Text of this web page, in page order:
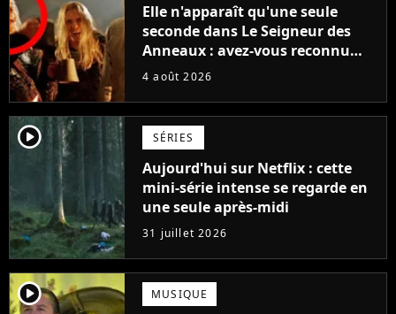
Elle n'apparaît qu'une seule
seconde dans Le Seigneur des
Anneaux : avez-vous reconnu
cette légende du cinéma dans la
4 août 2026
player2 SÉRIES
Aujourd'hui sur Netflix : cette
mini-série intense se regarde en
une seule après-midi
31 juillet 2026
player2 MUSIQUE